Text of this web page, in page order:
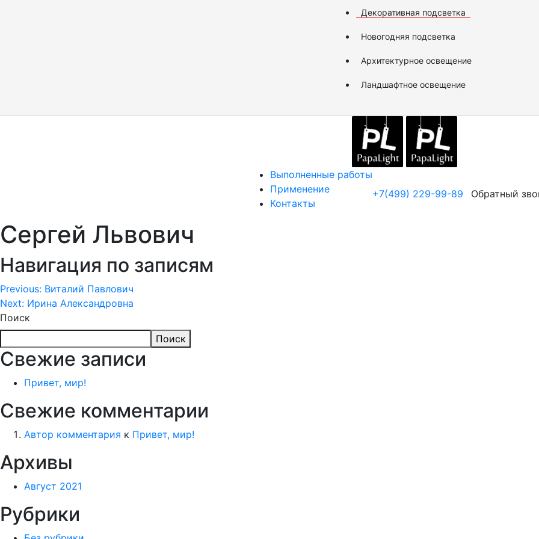
Декоративная подсветка
Новогодняя подсветка
Архитектурное освещение
Ландшафтное освещение
Выполненные работы
Применение
Контакты
+7(499) 229-99-89 Обратный
Сергей Львович
Навигация по записям
Previous: Виталий Павлович
Next: Ирина Александровна
Поиск
Поиск
Свежие записи
Привет, мир!
Свежие комментарии
Автор комментария к Привет, мир!
Архивы
Август 2021
Рубрики